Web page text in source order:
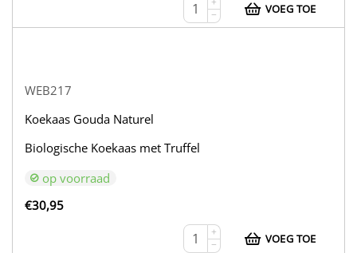
−
VOEG TOE
WEB217
Koekaas Gouda Naturel
Biologische Koekaas met Truffel
op voorraad
€30,95
+
−
VOEG TOE